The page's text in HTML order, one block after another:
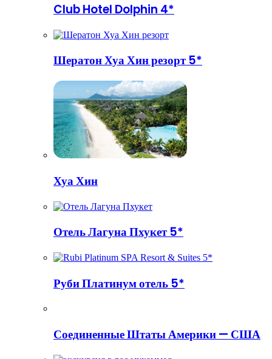
Club Hotel Dolphin 4*
Шератон Хуа Хин резорт 5*
Хуа Хин
Отель Лагуна Пхукет 5*
Руби Платинум отель 5*
Соединенные Штаты Америки — США